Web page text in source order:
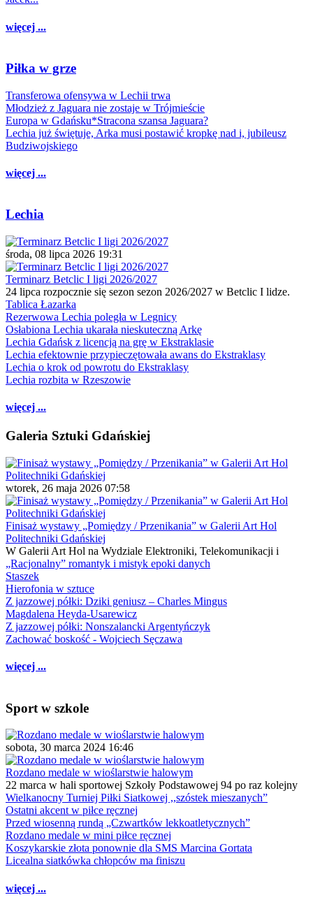
więcej ...
Piłka w grze
Transferowa ofensywa w Lechii trwa
Młodzież z Jaguara nie zostaje w Trójmieście
Europa w Gdańsku*Stracona szansa Jaguara?
Lechia już świętuje, Arka musi postawić kropkę nad i, jubileusz
Budziwojskiego
więcej ...
Lechia
środa, 08 lipca 2026 19:31
Terminarz Betclic I ligi 2026/2027
24 lipca rozpocznie się sezon sezon 2026/2027 w Betclic I lidze.
Tablica Łazarka
Rezerwowa Lechia poległa w Legnicy
Osłabiona Lechia ukarała nieskuteczną Arkę
Lechia Gdańsk z licencją na grę w Ekstraklasie
Lechia efektownie przypieczętowała awans do Ekstraklasy
Lechia o krok od powrotu do Ekstraklasy
Lechia rozbita w Rzeszowie
więcej ...
Galeria Sztuki Gdańskiej
wtorek, 26 maja 2026 07:58
Finisaż wystawy „Pomiędzy / Przenikania” w Galerii Art Hol
Politechniki Gdańskiej
W Galerii Art Hol na Wydziale Elektroniki, Telekomunikacji i
„Racjonalny” romantyk i mistyk epoki danych
Staszek
Hierofonia w sztuce
Z jazzowej półki: Dziki geniusz – Charles Mingus
Magdalena Heyda-Usarewicz
Z jazzowej półki: Nonszalancki Argentyńczyk
Zachować boskość - Wojciech Sęczawa
więcej ...
Sport w szkole
sobota, 30 marca 2024 16:46
Rozdano medale w wioślarstwie halowym
22 marca w hali sportowej Szkoły Podstawowej 94 po raz kolejny
Wielkanocny Turniej Piłki Siatkowej ,,szóstek mieszanych”
Ostatni akcent w piłce ręcznej
Przed wiosenną rundą „Czwartków lekkoatletycznych”
Rozdano medale w mini piłce ręcznej
Koszykarskie złota ponownie dla SMS Marcina Gortata
Licealna siatkówka chłopców ma finiszu
więcej ...